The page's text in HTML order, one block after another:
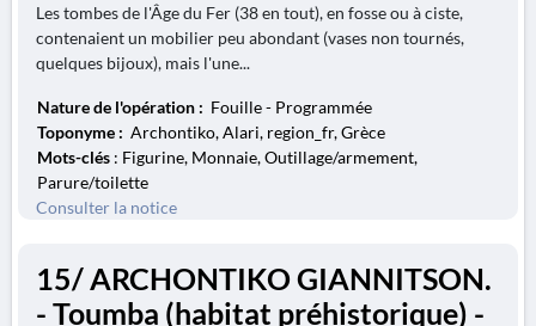
Les tombes de l'Âge du Fer (38 en tout), en fosse ou à ciste,
contenaient un mobilier peu abondant (vases non tournés,
quelques bijoux), mais l'une...
Nature de l'opération : Fouille - Programmée
Toponyme : Archontiko, Alari, region_fr, Grèce
Mots-clés : Figurine, Monnaie, Outillage/armement,
Parure/toilette
Consulter la notice
15/ ARCHONTIKO GIANNITSON.
- Toumba (habitat préhistorique) -